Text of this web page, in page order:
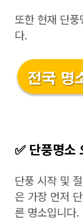
또한 현재 단
다.
✅ 단풍명소
단풍 시작 및
은 가장 먼저
른 명소입니다.